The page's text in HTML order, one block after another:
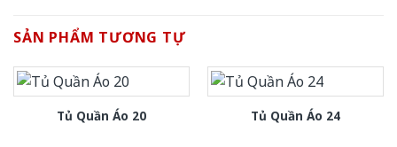
SẢN PHẨM TƯƠNG TỰ
Tủ Quần Áo 20 Tủ Quần Áo 24